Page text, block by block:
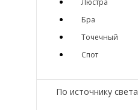
Люстра
Бра
Точечный
Спот
По источнику света